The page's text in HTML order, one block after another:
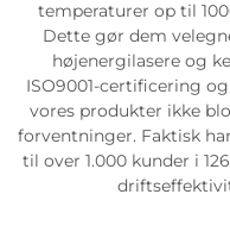
temperaturer op til
Dette gør dem
højenergilasere og
ISO9001-certificering
vores produkter ikke
forventninger. Faktisk
til over 1.000 kunder i